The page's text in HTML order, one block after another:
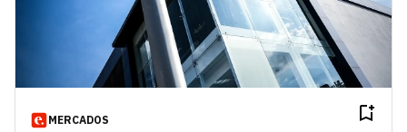
MERCADOS